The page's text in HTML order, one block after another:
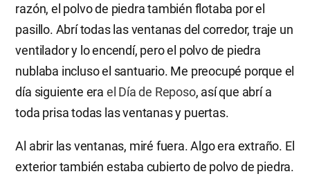
razón, el polvo de piedra también flotaba por el
pasillo. Abrí todas las ventanas del corredor, traje un
ventilador y lo encendí, pero el polvo de piedra
nublaba incluso el santuario. Me preocupé porque el
día siguiente era el Día de Reposo, así que abrí a
toda prisa todas las ventanas y puertas.
Al abrir las ventanas, miré fuera. Algo era extraño. El
exterior también estaba cubierto de polvo de piedra.